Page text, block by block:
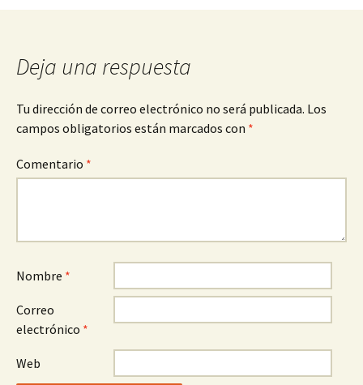
Deja una respuesta
Tu dirección de correo electrónico no será publicada. Los
campos obligatorios están marcados con *
Comentario *
Nombre *
Correo
electrónico *
Web